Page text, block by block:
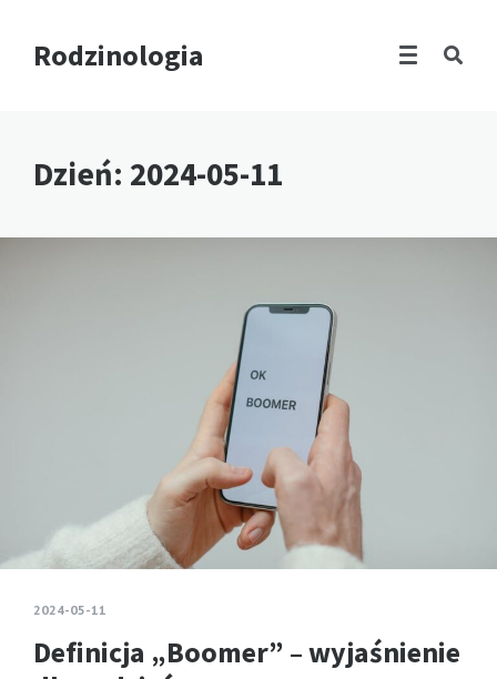
Rodzinologia
Dzień: 2024-05-11
2024-05-11
Definicja „Boomer” – wyjaśnienie